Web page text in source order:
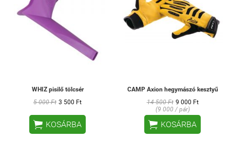
WHIZ pisilő tölcsér
5 000 Ft 3 500 Ft
 KOSÁRBA
CAMP Axion hegymászó kesztyű
14 500 Ft 9 000 Ft
(9 000 / pár)
 KOSÁRBA